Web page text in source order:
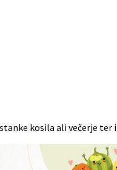
kosila ali večerje